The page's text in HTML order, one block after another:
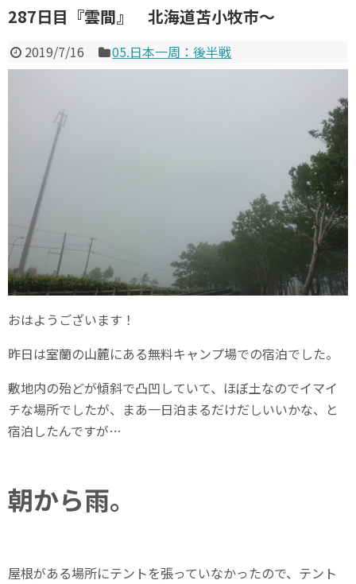
287日目『雲間』 北海道苫小牧市～
2019/7/16 05.日本一周：後半戦
おはようございます！
昨日は室蘭の山麓にある無料キャンプ場での宿泊でした。
敷地内の殆どが傾斜で凸凹していて、ほぼ土なのでイマイ
チな場所でしたが、まあ一日泊まるだけだしいいかな、と
宿泊したんですが…
朝から雨。
屋根がある場所にテントを張っていなかったので、テント